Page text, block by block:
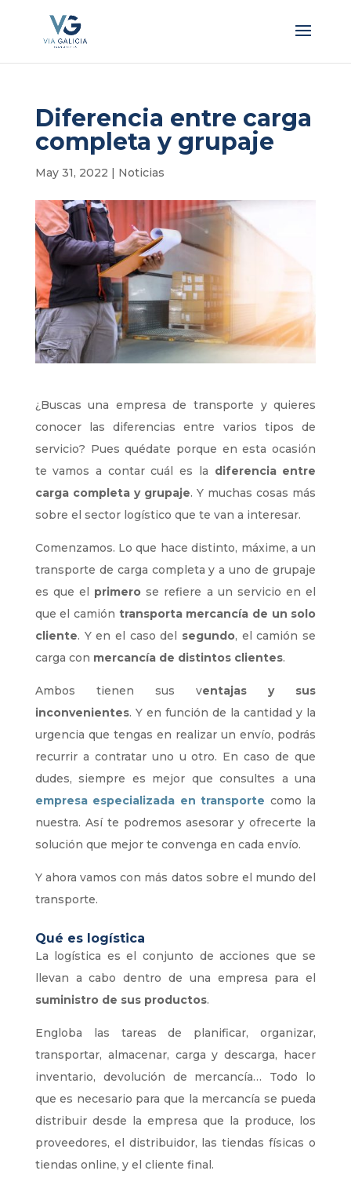
Diferencia entre carga
completa y grupaje
May 31, 2022 | Noticias
¿Buscas una empresa de transporte y quieres
conocer las diferencias entre varios tipos de
servicio? Pues quédate porque en esta ocasión
te vamos a contar cuál es la diferencia entre
carga completa y grupaje. Y muchas cosas más
sobre el sector logístico que te van a interesar.
Comenzamos. Lo que hace distinto, máxime, a un
transporte de carga completa y a uno de grupaje
es que el primero se refiere a un servicio en el
que el camión transporta mercancía de un solo
cliente. Y en el caso del segundo, el camión se
carga con mercancía de distintos clientes.
Ambos tienen sus ventajas y sus
inconvenientes. Y en función de la cantidad y la
urgencia que tengas en realizar un envío, podrás
recurrir a contratar uno u otro. En caso de que
dudes, siempre es mejor que consultes a una
empresa especializada en transporte como la
nuestra. Así te podremos asesorar y ofrecerte la
solución que mejor te convenga en cada envío.
Y ahora vamos con más datos sobre el mundo del
transporte.
Qué es logística
La logística es el conjunto de acciones que se
llevan a cabo dentro de una empresa para el
suministro de sus productos.
Engloba las tareas de planificar, organizar,
transportar, almacenar, carga y descarga, hacer
inventario, devolución de mercancía… Todo lo
que es necesario para que la mercancía se pueda
distribuir desde la empresa que la produce, los
proveedores, el distribuidor, las tiendas físicas o
tiendas online, y el cliente final.